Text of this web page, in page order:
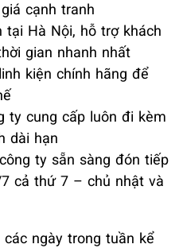
cạnh tranh
tại Hà Nội, hỗ trợ khách
gian nhanh nhất
kiện chính hãng để
ty cung cấp luôn đi kèm
dài hạn
ty sẵn sàng đón tiếp
cả thứ 7 – chủ nhật và
ngày trong tuần kể